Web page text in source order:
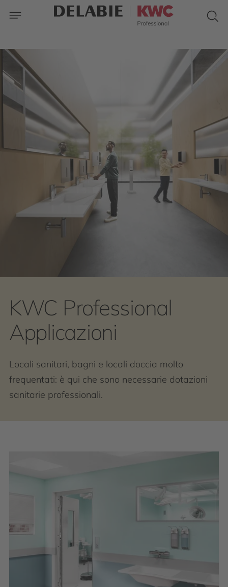
KWC Professional
Applicazioni
Locali sanitari, bagni e locali doccia molto
frequentati: è qui che sono necessarie dotazioni
sanitarie professionali.